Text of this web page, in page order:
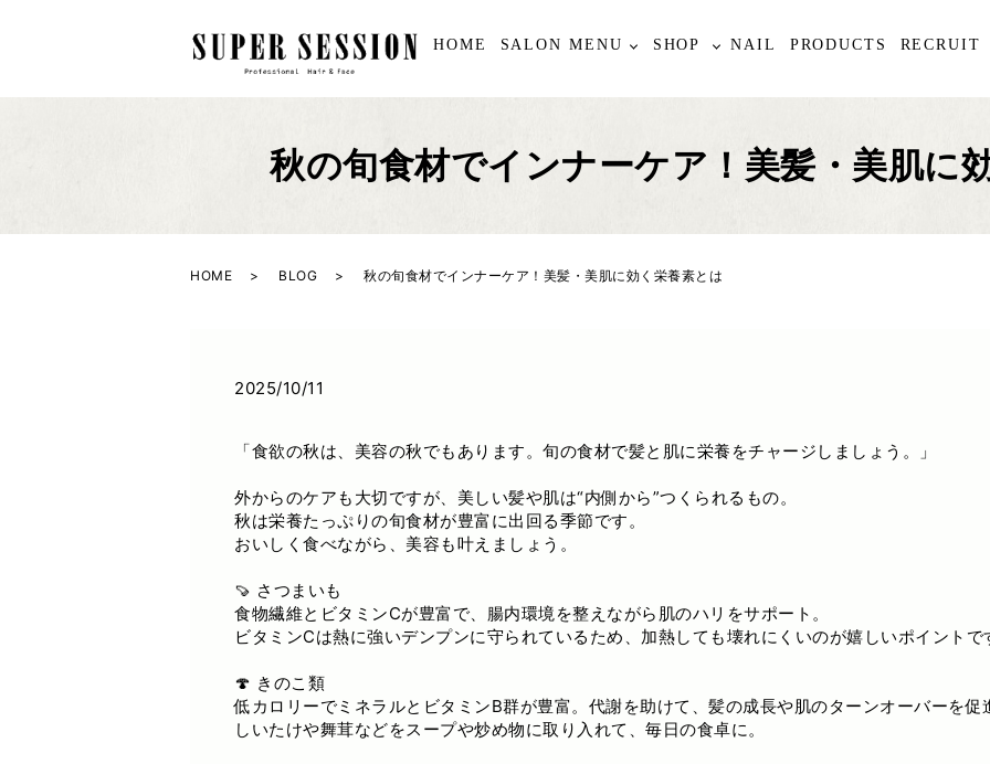
HOME SALON MENU SHOP NAIL PRODUCTS RECRUIT
秋の旬食材でインナーケア！美髪・美肌に
HOME BLOG 秋の旬食材でインナーケア！美髪・美肌に効く栄養素とは
2025/10/11
「食欲の秋は、美容の秋でもあります。旬の食材で髪と肌に栄養をチャージしましょう。」
外からのケアも大切ですが、美しい髪や肌は“内側から”つくられるもの。
秋は栄養たっぷりの旬食材が豊富に出回る季節です。
おいしく食べながら、美容も叶えましょう。
🍠 さつまいも
食物繊維とビタミンCが豊富で、腸内環境を整えながら肌のハリをサポート。
ビタミンCは熱に強いデンプンに守られているため、加熱しても壊れにくいのが嬉しいポイントで
🍄 きのこ類
低カロリーでミネラルとビタミンB群が豊富。代謝を助けて、髪の成長や肌のターンオーバーを促
しいたけや舞茸などをスープや炒め物に取り入れて、毎日の食卓に。